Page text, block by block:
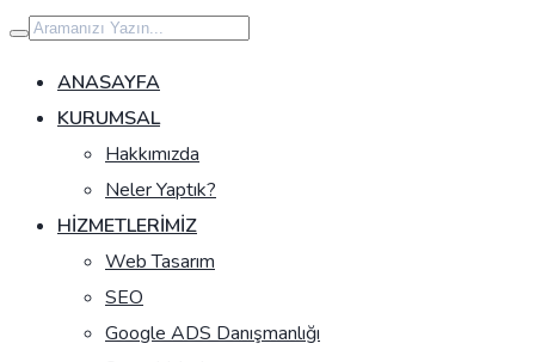
İçeriğe
geç
ANASAYFA
KURUMSAL
Hakkımızda
Neler Yaptık?
HIZMETLERIMIZ
Web Tasarım
SEO
Google ADS Danışmanlığı